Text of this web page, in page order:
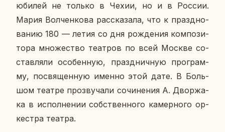
юбилей не только в Чехии, но и в России.
Мария Вол­чен­ко­ва рас­ска­за­ла, что к празд­но­
ва­нию 180 — летия со дня рож­де­ния ком­по­зи­
то­ра мно­же­ство те­ат­ров по всей Москве со­
став­ля­ли осо­бен­ную, празд­нич­ную про­грам­
му, по­свя­щен­ную именно этой дате. В Боль­
шом театре про­зву­ча­ли со­чи­не­ния А. Двор­жа­
ка в ис­пол­не­нии соб­ствен­но­го ка­мер­но­го ор­
кест­ра театра.